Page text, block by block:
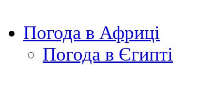
Погода в Африці
Погода в Єгипті